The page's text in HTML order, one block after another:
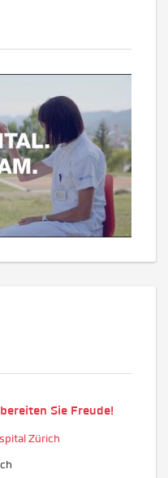
Sie Freude!
Zürich